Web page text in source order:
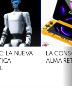
LA NUEVA
LA
ALMA